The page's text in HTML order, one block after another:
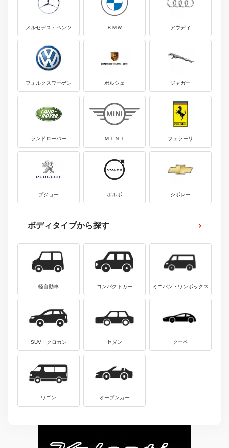
メルセデス・ベンツ ＢＭＷ アウディ
フォルクスワーゲン ポルシェ ジャガー
ランドローバー ＭＩＮＩ フェラーリ
プジョー ボルボ シボレー
ボディタイプから探す
軽自動車 コンパクトカー ミニバン・ワンボックス
SUV・クロカン セダン クーペ
ワゴン オープンカー